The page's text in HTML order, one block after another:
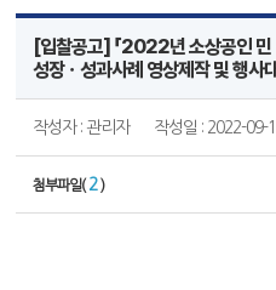
[입찰공고] 「2022년 소상공인 민
성장ㆍ성과사례 영상제작 및 행사
작성자 : 관리자 작성일 : 2022-09-
첨부파일( 2 )